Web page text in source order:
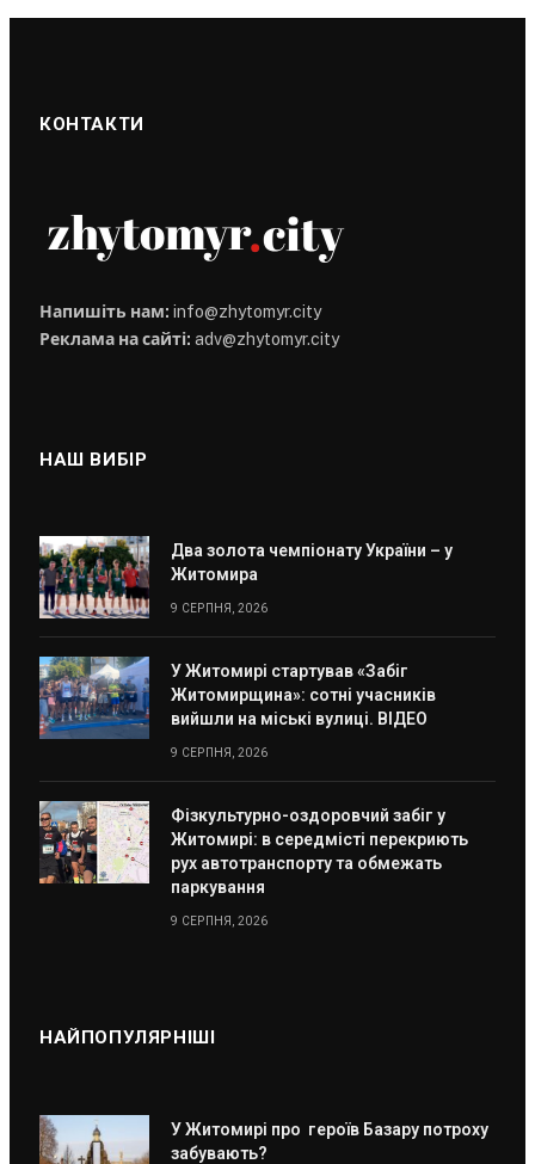
КОНТАКТИ
Напишіть нам: info@zhytomyr.city
Реклама на сайті: adv@zhytomyr.city
НАШ ВИБІР
Два золота чемпіонату України – у
Житомира
9 СЕРПНЯ, 2026
У Житомирі стартував «Забіг
Житомирщина»: сотні учасників
вийшли на міські вулиці. ВІДЕО
9 СЕРПНЯ, 2026
Фізкультурно-оздоровчий забіг у
Житомирі: в середмісті перекриють
рух автотранспорту та обмежать
паркування
9 СЕРПНЯ, 2026
НАЙПОПУЛЯРНІШІ
У Житомирі про героїв Базару потроху
забувають?